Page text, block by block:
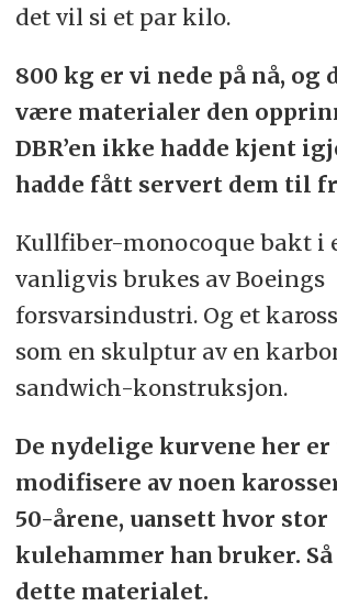
det vil si et par kilo.
800 kg er vi nede på nå, og
være materialer den
DBR’en ikke hadde kjent
hadde fått servert dem til
Kullfiber-monocoque bakt i
vanligvis brukes av Boeings
forsvarsindustri. Og et
som en skulptur av en
sandwich-konstruksjon.
De nydelige kurvene her
modifisere av noen
50-årene, uansett hvor stor
kulehammer han bruker.
dette materialet.